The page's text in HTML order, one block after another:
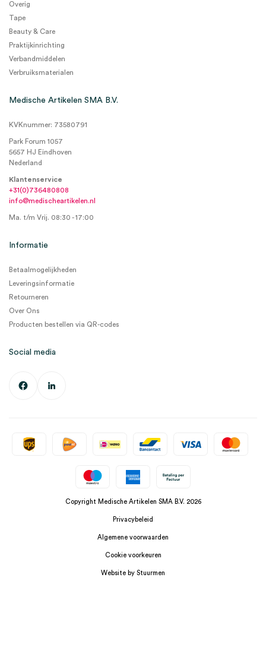
Overig
Tape
Beauty & Care
Praktijkinrichting
Verbandmiddelen
Verbruiksmaterialen
Medische Artikelen SMA B.V.
KVKnummer: 73580791
Park Forum 1057
5657 HJ Eindhoven
Nederland
Klantenservice
+31(0)736480808
info@medischeartikelen.nl
Ma. t/m Vrij. 08:30 - 17:00
Informatie
Betaalmogelijkheden
Leveringsinformatie
Retourneren
Over Ons
Producten bestellen via QR-codes
Social media
Copyright Medische Artikelen SMA B.V. 2026
Privacybeleid
Algemene voorwaarden
Cookie voorkeuren
Website by Stuurmen